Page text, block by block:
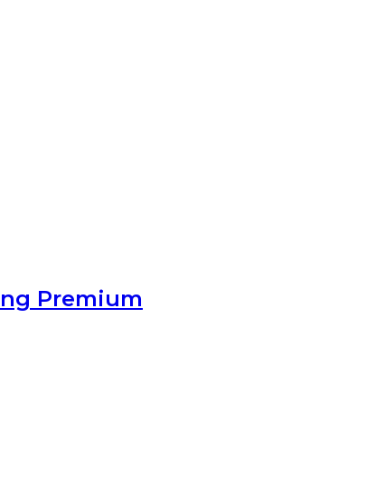
Premium